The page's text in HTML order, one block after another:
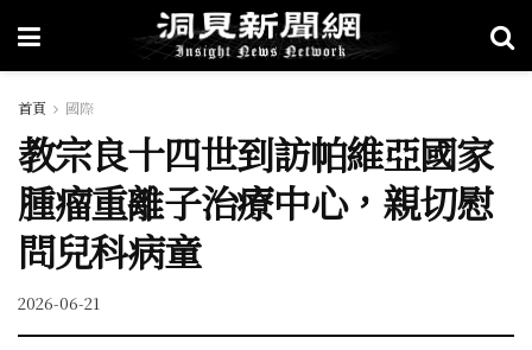
首頁 國際
教宗良十四世到訪帕維亞國家
腫瘤重離子治療中心，親切慰
問兒科病童
2026-06-21